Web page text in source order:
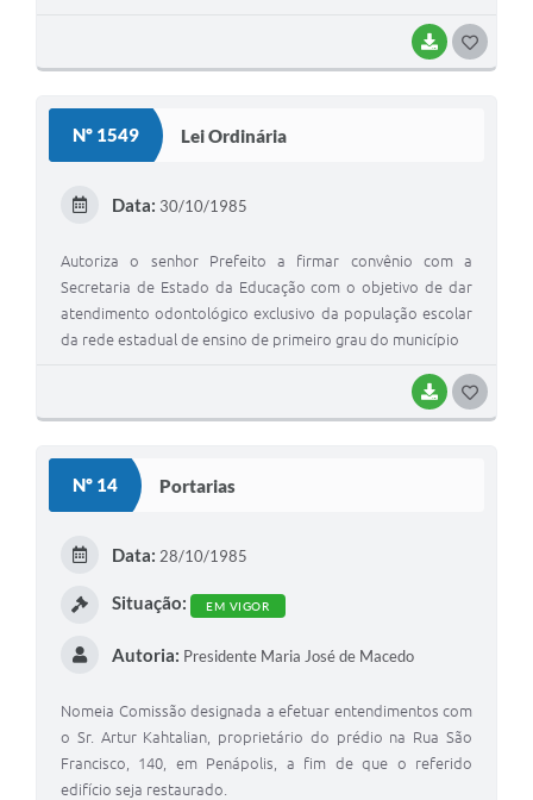
BAIXAR
Nº 1549 Lei Ordinária
BAIXAR
Data: 30/10/1985
Autoriza o senhor Prefeito a firmar convênio com a
Secretaria de Estado da Educação com o objetivo de dar
atendimento odontológico exclusivo da população escolar
da rede estadual de ensino de primeiro grau do município
Nº 14 Portarias
Data: 28/10/1985
Situação: EM VIGOR
Autoria: Presidente Maria José de Macedo
Nomeia Comissão designada a efetuar entendimentos com
o Sr. Artur Kahtalian, proprietário do prédio na Rua São
Francisco, 140, em Penápolis, a fim de que o referido
edifício seja restaurado.